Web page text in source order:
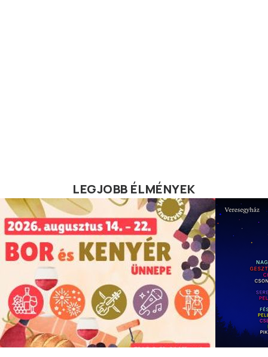
LEGJOBB ÉLMÉNYEK